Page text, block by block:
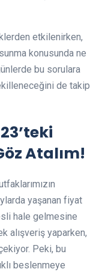
etkilenirken,
konusunda ne
bu sorulara
de takip
Atalım!
yaşanan fiyat
hale gelmesine
alışveriş yaparken,
Peki, bu
beslenmeye